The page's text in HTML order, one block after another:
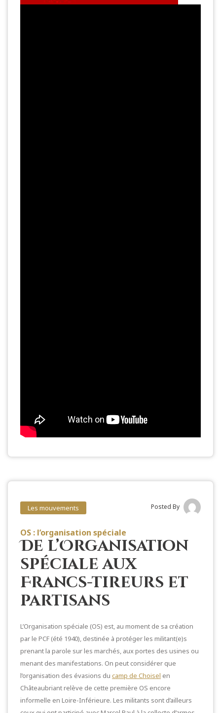
Les mouvements Posted By
OS : l’organisation spéciale
De l’Organisation
spéciale aux
Francs-tireurs et
partisans
L’Organisation spéciale (OS) est, au moment de sa création
par le PCF (été 1940), destinée à protéger les militant(e)s
prenant la parole sur les marchés, aux portes des usines ou
menant des manifestations. On peut considérer que
l’organisation des évasions du camp de Choisel en
Châteaubriant relève de cette première OS encore
informelle en Loire-Inférieure. Les militants sont d’ailleurs